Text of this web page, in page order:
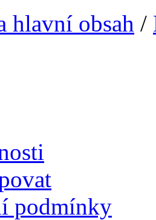
hlavní obsah /
podmínky